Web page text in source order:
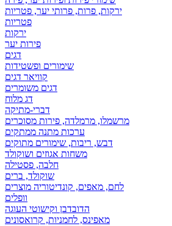
ירקות, פרות, פרותי יער, פטריות
פטריות
ירקות
פירות יער
דגים
שימורים ופשטידות
קוויאר דגים
דגים משומרים
דג מלוח
דברי-מתיקה
מרשמלו, מרמלדה, פירות מסוכרים
ערכות מתנה ממתקים
דבש, ריבות, שימורים מתוקים
משחות אגוזים ושוקולד
חלבה, פסטילה
שוקולד, ברים
לחם, מאפים, קונדיטוריה מוצרים
וופלים
הדובדבן וקישוטי העוגה
מאפינס, לחמניות, קרואסונים